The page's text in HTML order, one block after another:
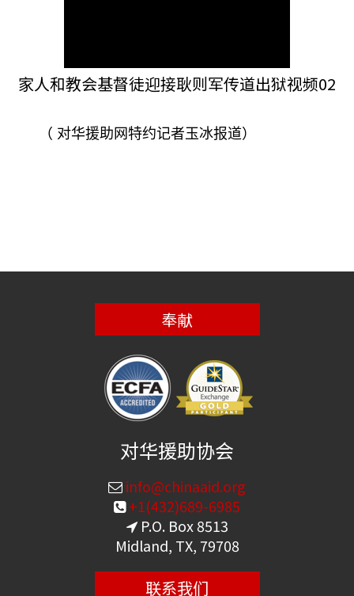
家人和教会基督徒迎接耿则军传道出狱视频02
（ 对华援助网特约记者玉冰报道）
奉献
对华援助协会
info@chinaaid.org
+1(432)689-6985
P.O. Box 8513
Midland, TX, 79708
联系我们